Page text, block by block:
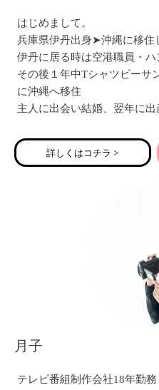
はじめまして。
兵庫県伊丹出身➤沖縄に移住
伊丹に居る時は空港職員・ハ
その後１年中Tシャツビーサ
に沖縄へ移住
主人に出会い結婚、翌年に
この妊娠を機に自分のカラダ
腸内環境の大切さを知り、さ
腸♥をきっかけに全国のママ
いました！よろしくお願い
詳しくはコチラ >
月子
テレビ番組制作会社18年勤